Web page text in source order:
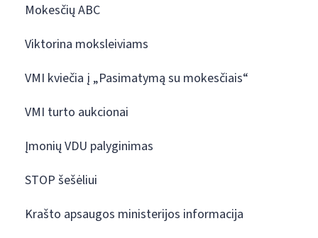
Mokesčių ABC
Viktorina moksleiviams
VMI kviečia į „Pasimatymą su mokesčiais“
VMI turto aukcionai
Įmonių VDU palyginimas
STOP šešėliui
Krašto apsaugos ministerijos informacija